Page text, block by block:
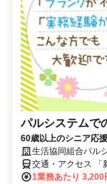
パルシステムで
60歳以上のシニア応
生活協同組合パル
交通・アクセス 「
1業務あたり 3,200